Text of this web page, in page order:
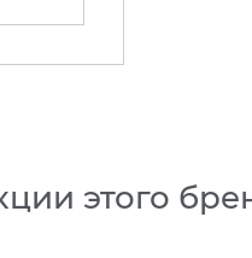
этого